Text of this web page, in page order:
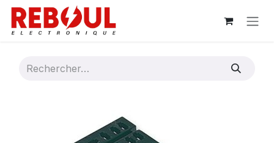
Se rendre au contenu